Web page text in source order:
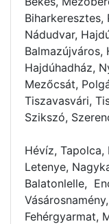
Biharkeresztes,
Nádudvar,
Balmazújváros,
Hajdúhadház,
Mezőcsát,
Tiszavasvári,
Szikszó,
Hévíz, Tapolca,
Letenye,
Balatonlelle,
Fehérgyarmat,